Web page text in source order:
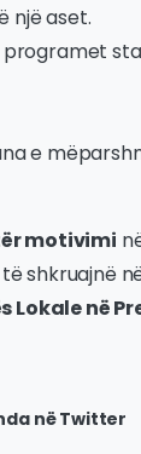
një aset.
programet
e
motivimi
të shkruajnë
në
në Twitter